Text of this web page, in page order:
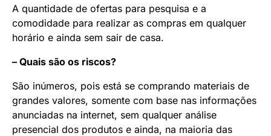
A quantidade de ofertas para pesquisa e a
comodidade para realizar as compras em qualquer
horário e ainda sem sair de casa.
– Quais são os riscos?
São inúmeros, pois está se comprando materiais de
grandes valores, somente com base nas informações
anunciadas na internet, sem qualquer análise
presencial dos produtos e ainda, na maioria das